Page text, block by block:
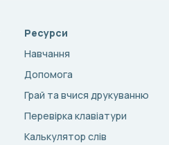
Ресурси
Навчання
Допомога
Грай та вчися друкуванню
Перевірка клавіатури
Калькулятор слів